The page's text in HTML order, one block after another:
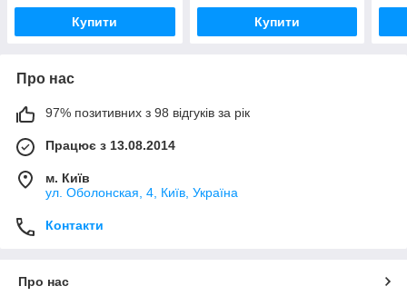
Купити Купити
Про нас
97% позитивних з 98 відгуків за рік
Працює з 13.08.2014
м. Київ
ул. Оболонская, 4, Київ, Україна
Контакти
Про нас